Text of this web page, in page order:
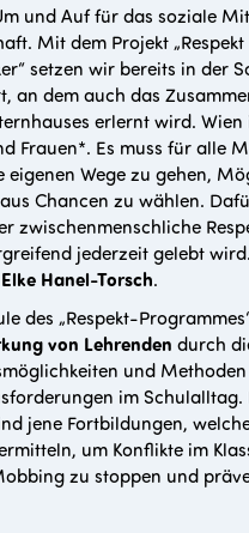
und Auf für das soziale
Mit dem Projekt
setzen wir bereits in der
an dem auch das
erlernt wird.
Frauen*. Es muss für alle
eigenen Wege zu gehen,
Chancen zu wählen.
zwischenmenschliche
jederzeit gelebt
Hanel-Torsch.
des „Respekt-
von Lehrenden durch
und
im Schulalltag.
jene Fortbildungen,
um Konflikte im
zu stoppen und